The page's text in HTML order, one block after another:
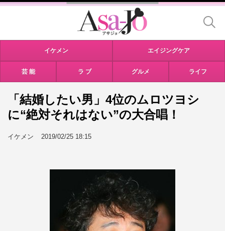
イケメン エイジングケア
芸 能 ラ ブ グルメ ライフ
「結婚したい男」4位のムロツヨシ
に“絶対それはない”の大合唱！
イケメン 2019/02/25 18:15